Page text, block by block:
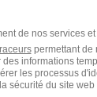
de nos services et
permettant de
informations
les processus
sécurité du site